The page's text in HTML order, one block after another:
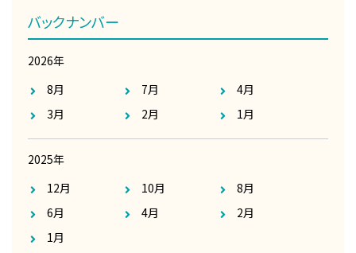
バックナンバー
2026年
8月
7月
4月
3月
2月 1月
2025年
12月
10月
8月
6月
4月
2月
1月